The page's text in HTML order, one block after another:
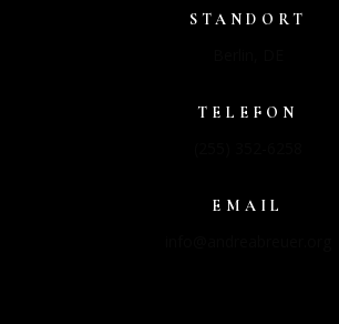
STANDORT
TELEFON
EMAIL